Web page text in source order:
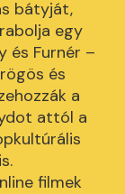
bátyját,
egy
és Furnér –
és
a
attól a
filmek